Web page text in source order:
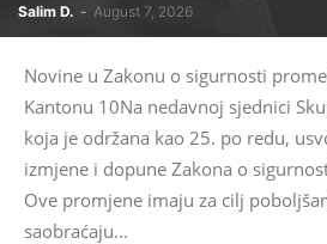
Salim D. - August 7, 2026
Novine u Zakonu o sigurnosti
Kantonu 10Na nedavnoj sjednici
koja je održana kao 25. po redu,
izmjene i dopune Zakona o
Ove promjene imaju za cilj
saobraćaju...